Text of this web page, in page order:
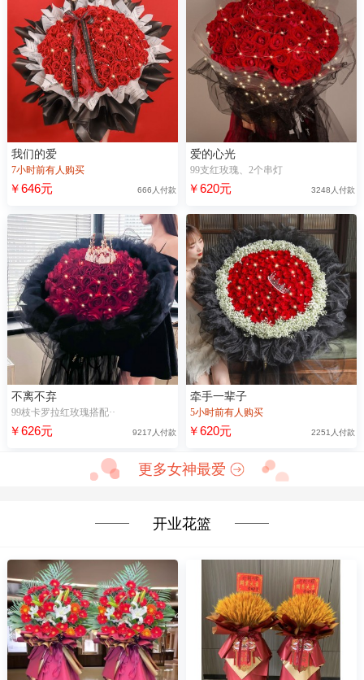
我们的爱
7小时前有人购买
￥646元 666人付款
爱的心光
99支红玫瑰、2个串灯
￥620元 3248人付款
不离不弃
99枝卡罗拉红玫瑰搭配··
￥626元 9217人付款
牵手一辈子
5小时前有人购买
￥620元 2251人付款
更多女神最爱
开业花篮